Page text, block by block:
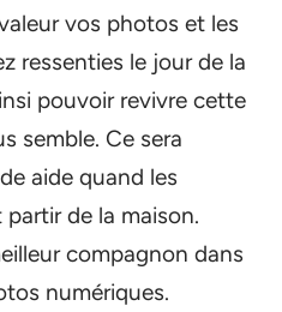
vos photos et les
ressenties le jour de la
pouvoir revivre cette
semble. Ce sera
aide quand les
de la maison.
compagnon dans
numériques.